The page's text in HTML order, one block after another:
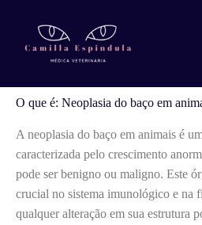
conteúdoO que é: Neoplasia do
O que é: Neoplasia do baço em
A neoplasia do baço em animais é
caracterizada pelo crescimento
pode ser benigno ou maligno. Este
crucial no sistema imunológico e na
qualquer alteração em sua estrutura